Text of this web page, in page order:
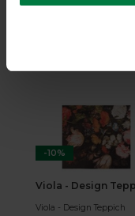
-10%
Viola - Design
Viola - Design Teppich